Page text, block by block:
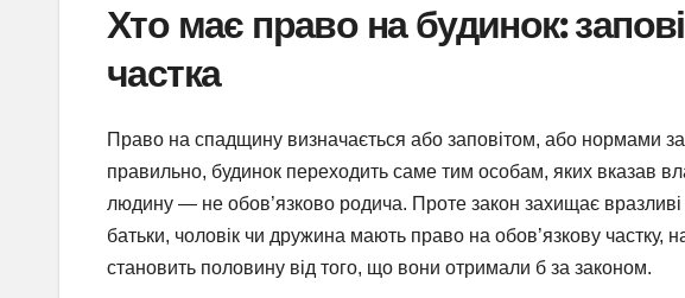
Хто має право на будинок:
частка
Право на спадщину визначається або заповітом, або нормами
правильно, будинок переходить саме тим особам, яких вказав
людину — не обов’язково родича. Проте закон захищає вразливі
батьки, чоловік чи дружина мають право на обов’язкову частку,
становить половину від того, що вони отримали б за законом.